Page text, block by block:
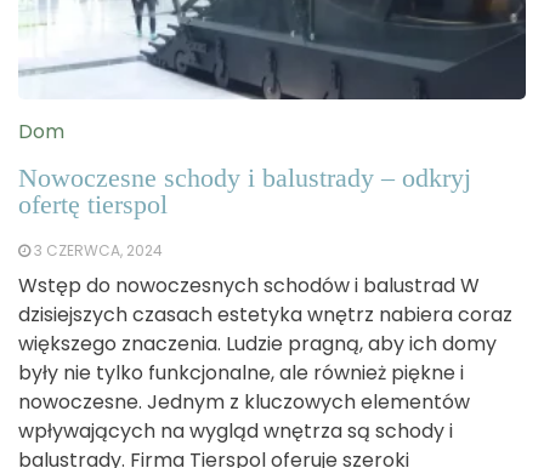
Dom
Nowoczesne schody i balustrady – odkryj
ofertę tierspol
3 CZERWCA, 2024
Wstęp do nowoczesnych schodów i balustrad W
dzisiejszych czasach estetyka wnętrz nabiera coraz
większego znaczenia. Ludzie pragną, aby ich domy
były nie tylko funkcjonalne, ale również piękne i
nowoczesne. Jednym z kluczowych elementów
wpływających na wygląd wnętrza są schody i
balustrady. Firma Tierspol oferuje szeroki